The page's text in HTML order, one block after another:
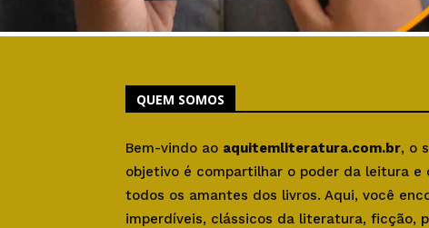
QUEM SOMOS
Bem-vindo ao aquitemliteratura.com.br, o
objetivo é compartilhar o poder da leitura e
todos os amantes dos livros. Aqui, você
imperdíveis, clássicos da literatura, ficção,